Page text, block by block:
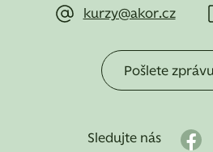
kurzy@akor.cz
Pošlete zprávu
Sledujte nás